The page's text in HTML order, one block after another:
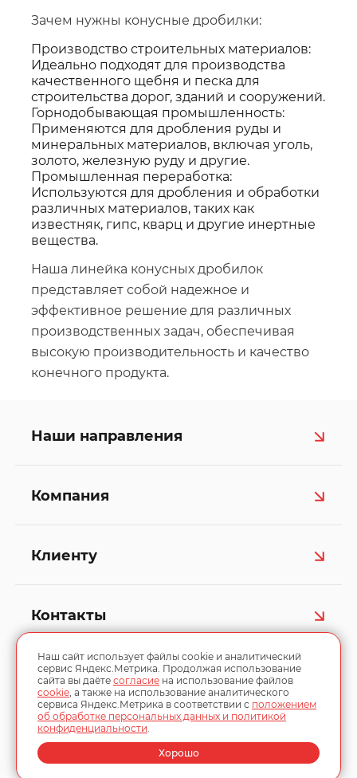
Зачем нужны конусные дробилки:
Производство строительных материалов:
Идеально подходят для производства
качественного щебня и песка для
строительства дорог, зданий и сооружений.
Горнодобывающая промышленность:
Применяются для дробления руды и
минеральных материалов, включая уголь,
золото, железную руду и другие.
Промышленная переработка:
Используются для дробления и обработки
различных материалов, таких как
известняк, гипс, кварц и другие инертные
вещества.
Наша линейка конусных дробилок
представляет собой надежное и
эффективное решение для различных
производственных задач, обеспечивая
высокую производительность и качество
конечного продукта.
Наши направления
Компания
Клиенту
Контакты
© 2013–2026, «Спецмир»
Наш сайт использует файлы cookie и аналитический
сервис Яндекс.Метрика. Продолжая использование
сайта вы даёте согласие на использование файлов
cookie, а также на использование аналитического
сервиса Яндекс.Метрика в соответствии с положением
об обработке персональных данных и политикой
конфиденциальности.
Хорошо